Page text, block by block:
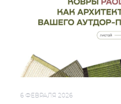
6 ФЕВРАЛЯ 2026